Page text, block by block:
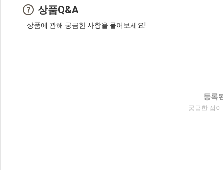
상품Q&A
상품에 관해 궁금한 사항을 물어보세요!
등록
궁금한 점